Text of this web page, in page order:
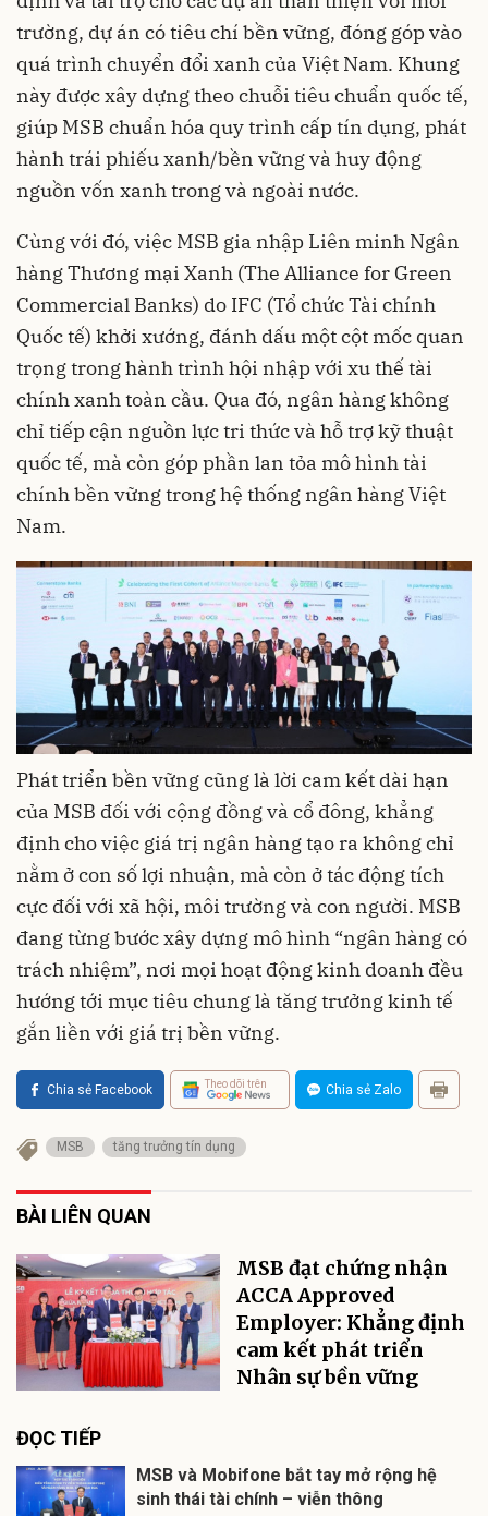
trường, dự án có tiêu chí bền vững, đóng góp vào
quá trình chuyển đổi xanh của Việt Nam. Khung
này được xây dựng theo chuỗi tiêu chuẩn quốc tế,
giúp MSB chuẩn hóa quy trình cấp tín dụng, phát
hành trái phiếu xanh/bền vững và huy động
nguồn vốn xanh trong và ngoài nước.
Cùng với đó, việc MSB gia nhập Liên minh Ngân
hàng Thương mại Xanh (The Alliance for Green
Commercial Banks) do IFC (Tổ chức Tài chính
Quốc tế) khởi xướng, đánh dấu một cột mốc quan
trọng trong hành trình hội nhập với xu thế tài
chính xanh toàn cầu. Qua đó, ngân hàng không
chỉ tiếp cận nguồn lực tri thức và hỗ trợ kỹ thuật
quốc tế, mà còn góp phần lan tỏa mô hình tài
chính bền vững trong hệ thống ngân hàng Việt
Nam.
Phát triển bền vững cũng là lời cam kết dài hạn
của MSB đối với cộng đồng và cổ đông, khẳng
định cho việc giá trị ngân hàng tạo ra không chỉ
nằm ở con số lợi nhuận, mà còn ở tác động tích
cực đối với xã hội, môi trường và con người. MSB
đang từng bước xây dựng mô hình “ngân hàng có
trách nhiệm”, nơi mọi hoạt động kinh doanh đều
hướng tới mục tiêu chung là tăng trưởng kinh tế
gắn liền với giá trị bền vững.
Chia sẻ Facebook Theo dõi trên Chia sẻ Zalo
MSB tăng trưởng tín dụng
BÀI LIÊN QUAN
MSB đạt chứng nhận
ACCA Approved
Employer: Khẳng định
cam kết phát triển
Nhân sự bền vững
ĐỌC TIẾP
MSB và Mobifone bắt tay mở rộng hệ
sinh thái tài chính – viễn thông